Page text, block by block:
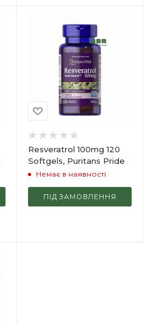
Resveratrol 100mg 120
Softgels, Puritans Pride
Немає в наявності
ПІД ЗАМОВЛЕННЯ